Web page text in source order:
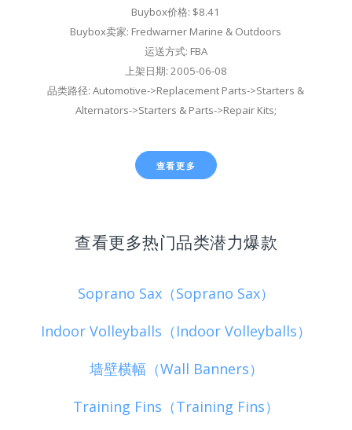
Buybox价格: $8.41
Buybox卖家: Fredwarner Marine & Outdoors
运送方式: FBA
上架日期: 2005-06-08
品类路径: Automotive->Replacement Parts->Starters &
Alternators->Starters & Parts->Repair Kits;
查看更多
查看更多热门品类潜力爆款
Soprano Sax（Soprano Sax）
Indoor Volleyballs（Indoor Volleyballs）
墙壁横幅（Wall Banners）
Training Fins（Training Fins）